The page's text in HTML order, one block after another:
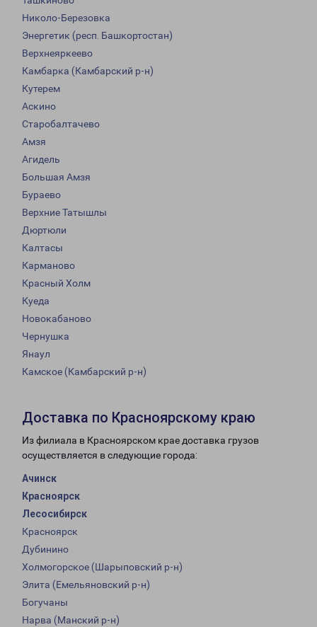
Николо-Березовка
Энергетик (респ. Башкортостан)
Верхнеяркеево
Камбарка (Камбарский р-н)
Кутерем
Аскино
Старобалтачево
Амзя
Агидель
Большая Амзя
Бураево
Верхние Татышлы
Дюртюли
Калтасы
Карманово
Красный Холм
Куеда
Новокабаново
Чернушка
Янаул
Камское (Камбарский р-н)
Доставка по Красноярскому краю
Из филиала в Красноярском крае доставка грузов
осуществляется в следующие города:
Ачинск
Красноярск
Лесосибирск
Красноярск
Дубинино
Холмогорское (Шарыповский р-н)
Элита (Емельяновский р-н)
Богучаны
Нарва (Манский р-н)